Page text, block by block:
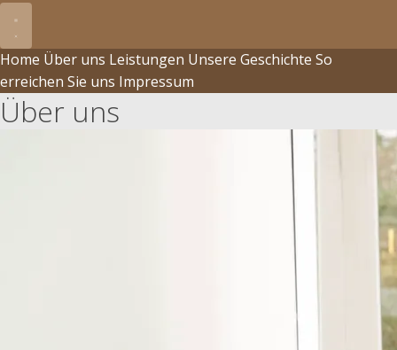
Hauptmenü öffnen
Home Über uns Leistungen Unsere Geschichte So
erreichen Sie uns Impressum
Über uns